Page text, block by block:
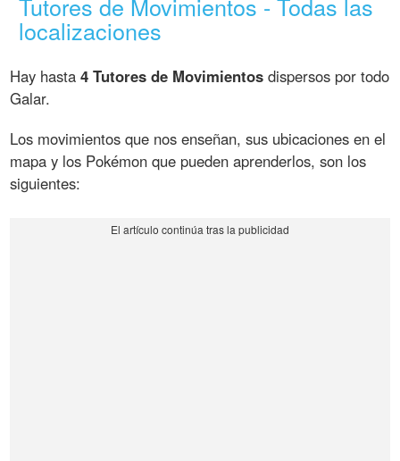
Tutores de Movimientos - Todas las
localizaciones
Hay hasta4 Tutores de Movimientos dispersos por todo
Galar.
Los movimientos que nos enseñan, sus ubicaciones en el
mapa y los Pokémon que pueden aprenderlos, son los
siguientes: